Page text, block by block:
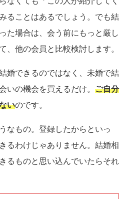
ることはあるでしょう。でも結
た場合は、会う前にもっと厳し
、他の会員と比較検討します。
婚できるのではなく、未婚で結
いの機会を買えるだけ。 ご自分
いのです。
なもの。登録したからといっ
るわけじゃありません。結婚相
るものと思い込んでいたらそれ